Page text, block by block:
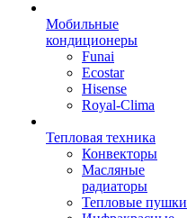
Мобильные
кондиционеры
Funai
Ecostar
Hisense
Royal-Clima
Тепловая техника
Конвекторы
Масляные
радиаторы
Тепловые пушки